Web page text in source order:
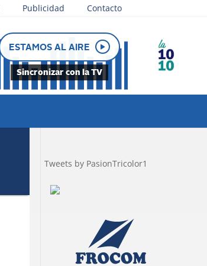
Publicidad Contacto
ESTAMOS AL AIRE
Sincronizar con la TV
Tweets by PasionTricolor1